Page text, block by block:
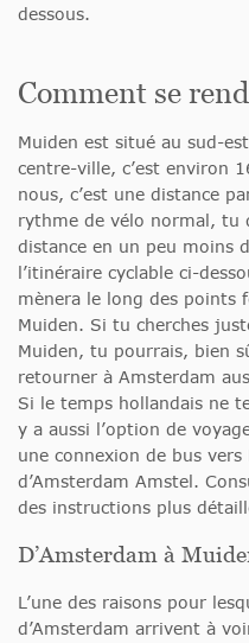
dessous.
Comment se
Muiden est situé au sud-
centre-ville, c’est environ
nous, c’est une distance
rythme de vélo normal, tu
distance en un peu moins
l’itinéraire cyclable ci-
mènera le long des points
Muiden. Si tu cherches
Muiden, tu pourrais, bien
retourner à Amsterdam
Si le temps hollandais ne
y a aussi l’option de
une connexion de bus
d’Amsterdam Amstel.
des instructions plus
D’Amsterdam à
L’une des raisons pour
d’Amsterdam arrivent à